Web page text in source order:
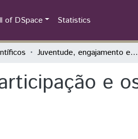
of DSpace Statistics
Juventude, engajamento e participação e os padrões culturais da sociedade em rede
e